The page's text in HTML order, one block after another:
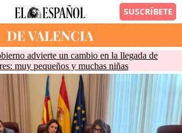
advierte un cambio en la llegada de
muy pequeños y muchas niñas